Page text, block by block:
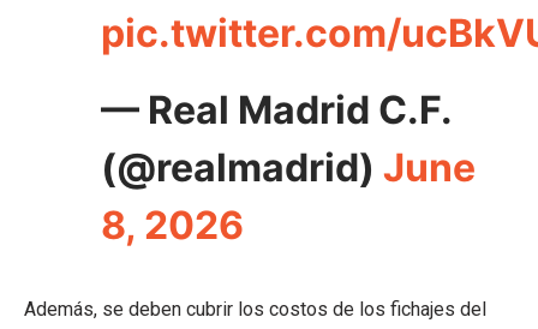
pic.twitter.com/
— Real Madrid C.F.
(@realmadrid) June
8, 2026
Además, se deben cubrir los costos de los fichajes del